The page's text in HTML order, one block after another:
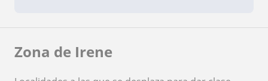
Zona de Irene